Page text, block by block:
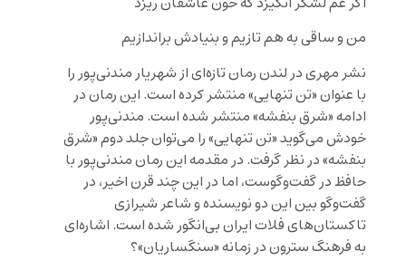
من و ساقی به هم تازیم و بنیادش براندازیم
نشر مهری در لندن رمان تازه‌ای از شهریار مندنی‌پور را
با عنوان «تن تنهایی» منتشر کرده است. این رمان در
ادامه «شرق بنفشه» منتشر شده است. مندنی‌پور
خودش می‌گوید «تن تنهایی» را می‌توان جلد دوم «شرق
بنفشه» در نظر گرفت. در مقدمه این رمان مندنی‌پور با
حافظ در گفت‌و‌گوست، اما در این چند قرن اخیر، در
گفت‌و‌گو بین این دو نویسنده و شاعر شیرازی
تاکستان‌های فلات ایران بی‌انگور شده است. اشاره‌ای
به فرهنگ سترون در زمانه «سنگساریان»؟